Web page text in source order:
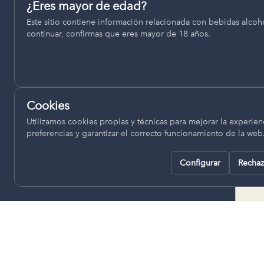
¿Eres mayor de edad?
Este sitio contiene información relacionada con bebidas
continuar, confirmas que eres mayor de 18 años.
Cookies
Utilizamos cookies propias y técnicas para mejorar la
preferencias y garantizar el correcto funcionamiento de la
Configurar
pll_language
Google Analytics
Rechazar todas
termino municipal de Venta del
Moro, se encuentran a una altitud
mediterránea, con inviernos fríos,
lluvias en otoño y primavera.